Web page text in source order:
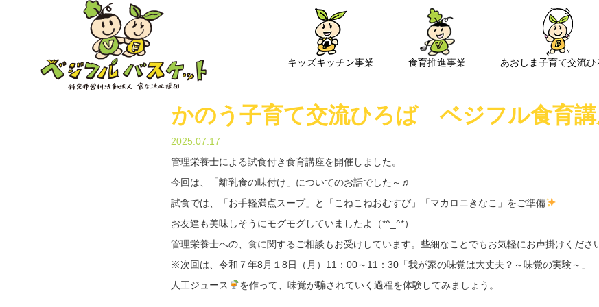
キッズキッチン事業 食育推進事業 あおしま子育て交流ひ
かのう子育て交流ひろば ベジフル食育講
2025.07.17
管理栄養士による試食付き食育講座を開催しました。
今回は、「離乳食の味付け」についてのお話でした～♬
試食では、「お手軽満点スープ」と「こねこねおむすび」「マカロニきなこ」をご準備
お友達も美味しそうにモグモグしていましたよ（*^_^*）
管理栄養士への、食に関するご相談もお受けしています。些細なことでもお気軽にお声掛けくださ
※次回は、令和７年8月１8日（月）11：00～11：30「我が家の味覚は大丈夫？～味覚の実験～」
人工ジュース
を作って、味覚が騙されていく過程を体験してみましょう。